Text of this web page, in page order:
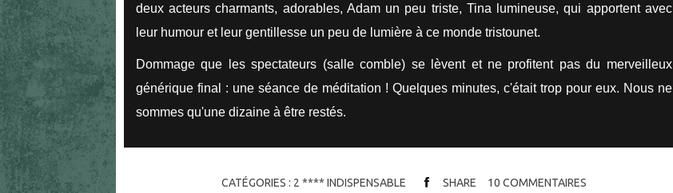
deux acteurs charmants, adorables, Adam un peu triste, Tina lumineuse, qui apportent avec
leur humour et leur gentillesse un peu de lumière à ce monde tristounet.
Dommage que les spectateurs (salle comble) se lèvent et ne profitent pas du merveilleux
générique final : une séance de méditation ! Quelques minutes, c'était trop pour eux. Nous ne
sommes qu'une dizaine à être restés.
CATÉGORIES : 2 **** INDISPENSABLE SHARE 10 COMMENTAIRES